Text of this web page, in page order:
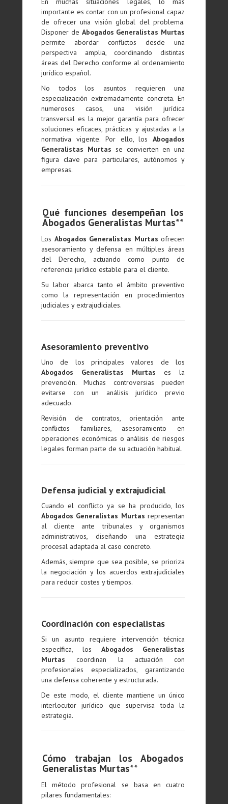
importante es contar con un profesional capaz
de ofrecer una visión global del problema.
Disponer de Abogados Generalistas Murtas
permite abordar conflictos desde una
perspectiva amplia, coordinando distintas
áreas del Derecho conforme al ordenamiento
jurídico español.
No todos los asuntos requieren una
especialización extremadamente concreta. En
numerosos casos, una visión jurídica
transversal es la mejor garantía para ofrecer
soluciones eficaces, prácticas y ajustadas a la
normativa vigente. Por ello, losAbogados
Generalistas Murtas se convierten en una
figura clave para particulares, autónomos y
empresas.
Qué funciones desempeñan los
Abogados Generalistas Murtas**
Los Abogados Generalistas Murtas ofrecen
asesoramiento y defensa en múltiples áreas
del Derecho, actuando como punto de
referencia jurídico estable para el cliente.
Su labor abarca tanto el ámbito preventivo
como la representación en procedimientos
judiciales y extrajudiciales.
Asesoramiento preventivo
Uno de los principales valores de los
Abogados Generalistas Murtas es la
prevención. Muchas controversias pueden
evitarse con un análisis jurídico previo
adecuado.
Revisión de contratos, orientación ante
conflictos familiares, asesoramiento en
operaciones económicas o análisis de riesgos
legales forman parte de su actuación habitual.
Defensa judicial y extrajudicial
Cuando el conflicto ya se ha producido, los
Abogados Generalistas Murtas representan
al cliente ante tribunales y organismos
administrativos, diseñando una estrategia
procesal adaptada al caso concreto.
Además, siempre que sea posible, se prioriza
la negociación y los acuerdos extrajudiciales
para reducir costes y tiempos.
Coordinación con especialistas
Si un asunto requiere intervención técnica
específica, los Abogados Generalistas
Murtas coordinan la actuación con
profesionales especializados, garantizando
una defensa coherente y estructurada.
De este modo, el cliente mantiene un único
interlocutor jurídico que supervisa toda la
estrategia.
Cómo trabajan los Abogados
Generalistas Murtas**
El método profesional se basa en cuatro
pilares fundamentales: